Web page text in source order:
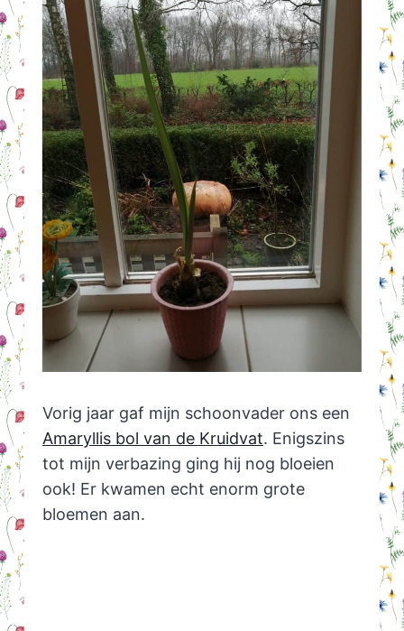
Vorig jaar gaf mijn schoonvader ons een
Amaryllis bol van de Kruidvat. Enigszins
tot mijn verbazing ging hij nog bloeien
ook! Er kwamen echt enorm grote
bloemen aan.